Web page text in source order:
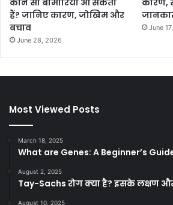
हैं? जानिए कारण, जोखिम और
बचाव
June 28, 2026
June
Most Viewed Posts
March 18, 2025
What are Genes: A Beginner’s
August 2, 2025
Tay-Sachs रोग क्या है? इसके लक्षण और
August 10, 2025